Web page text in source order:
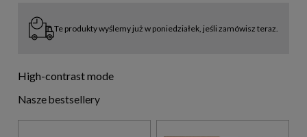
Te produkty wyślemy już w poniedziałek, jeśli zamówisz teraz.
High-contrast mode
Nasze bestsellery